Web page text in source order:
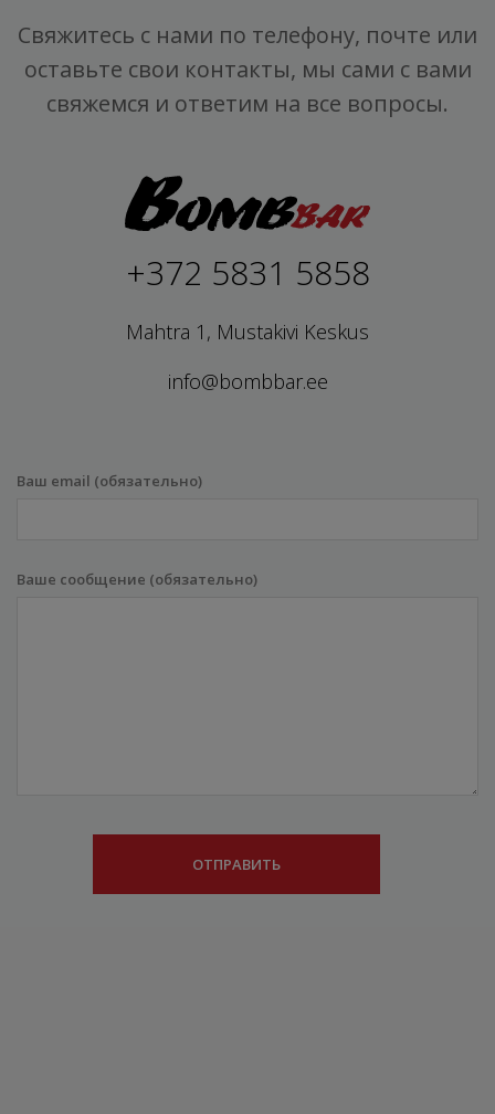
Свяжитесь с нами по телефону, почте или
оставьте свои контакты, мы сами с вами
свяжемся и ответим на все вопросы.
+372 5831 5858
Mahtra 1, Mustakivi Keskus
info@bombbar.ee
Ваш email (обязательно)
Ваше сообщение (обязательно)